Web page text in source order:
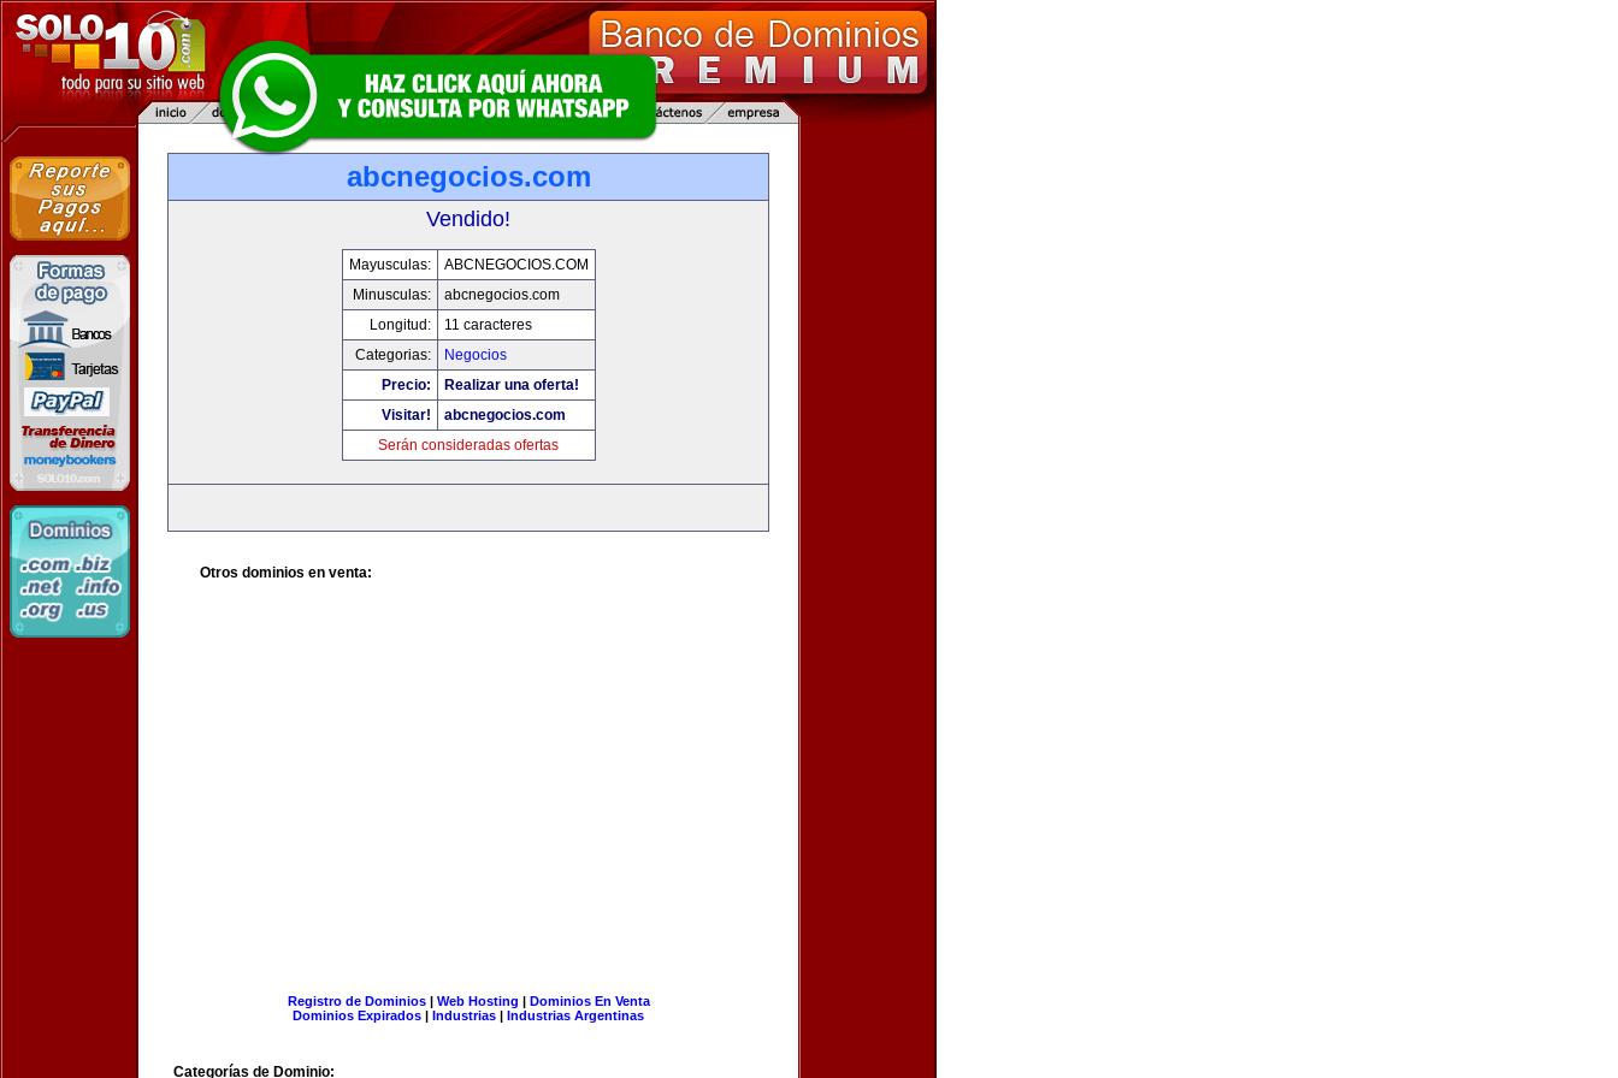
abcnegocios.com
Vendido!
Mayusculas:
ABCNEGOCIOS.COM
Minusculas:
abcnegocios.com
Longitud:
11 caracteres
Categorias:
Negocios
Precio:
Realizar una oferta!
Visitar!
abcnegocios.com
Serán consideradas ofertas
Otros dominios en venta:
Registro de Dominios| Web Hosting | Dominios En Venta
Dominios Expirados | Industrias | Industrias Argentinas
Categorías de Dominio: